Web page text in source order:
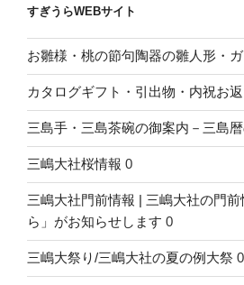
すぎうらWEBサイト
お雛様・桃の節句陶器の雛人形・
カタログギフト・引出物・内祝お
三島手・三島茶碗の御案内－三島
三嶋大社桜情報 0
三嶋大社門前情報 | 三嶋大社の門
ら」がお知らせします 0
三嶋大祭り/三嶋大社の夏の例大祭 0